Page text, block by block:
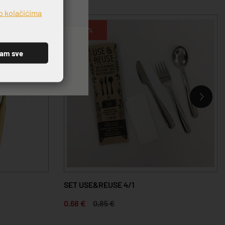
-20%
SET USE&REUSE 4/1
0,68 €
0,85 €
kolačićima
sve